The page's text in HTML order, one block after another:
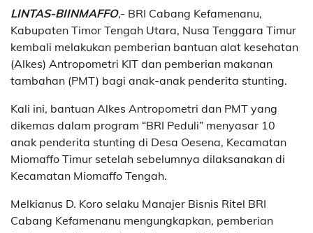
LINTAS-BIINMAFFO,- BRI Cabang Kefamenanu,
Kabupaten Timor Tengah Utara, Nusa Tenggara Timur
kembali melakukan pemberian bantuan alat kesehatan
(Alkes) Antropometri KIT dan pemberian makanan
tambahan (PMT) bagi anak-anak penderita stunting.
Kali ini, bantuan Alkes Antropometri dan PMT yang
dikemas dalam program “BRI Peduli” menyasar 10
anak penderita stunting di Desa Oesena, Kecamatan
Miomaffo Timur setelah sebelumnya dilaksanakan di
Kecamatan Miomaffo Tengah.
Melkianus D. Koro selaku Manajer Bisnis Ritel BRI
Cabang Kefamenanu mengungkapkan, pemberian